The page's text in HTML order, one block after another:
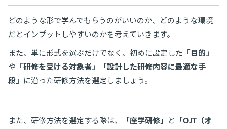
どのような形で学んでもらうのがいいのか、どのような環境
だとインプットしやすいのかを考えていきます。
また、単に形式を選ぶだけでなく、初めに設定した 「目的」
や 「研修を受ける対象者」「設計した研修内容に最適な手
段」
に沿った研修方法を選定しましょう。
また、研修方法を選定する際は、 「座学研修」 と
「OJT（オ